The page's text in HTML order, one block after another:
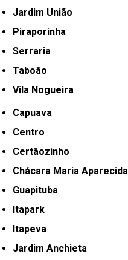
Jardim União
Piraporinha
Serraria
Taboão
Vila Nogueira
Capuava
Centro
Certãozinho
Chácara Maria Aparecida
Guapituba
Itapark
Itapeva
Jardim Anchieta